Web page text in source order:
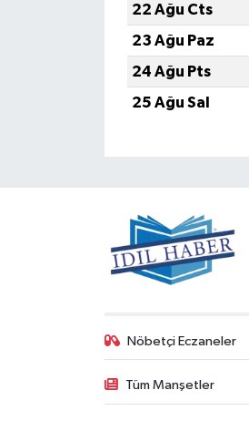
22 Ağu Cts
23 Ağu Paz
24 Ağu Pts
25 Ağu Sal
Nöbetçi Eczaneler
Tüm Manşetler